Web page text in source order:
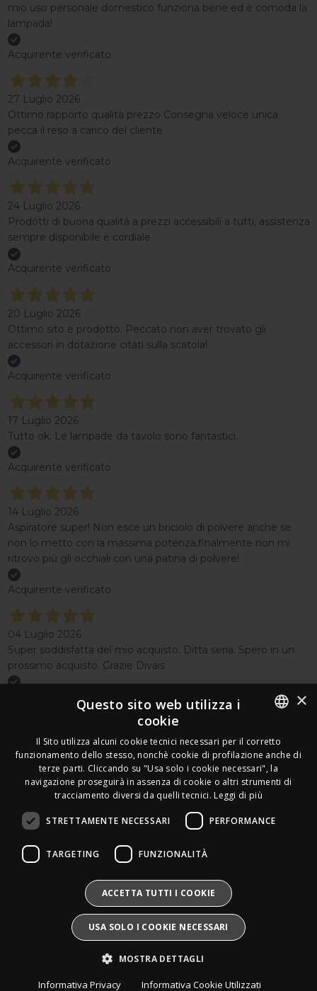
mio uso personale domestico funziona bene ed è comoda la
lampada!
Acquirente verificato
27 Luglio 2026
Ottimo rapporto qualità prezzo Consegna veloce unica
pecca il reso a carico del cliente
Acquirente verificato
24 Luglio 2026
Prodotti di buona qualità a prezzi accessibili a tutti, assistenza
sempre disponibile e cordiale
Acquirente verificato
20 Luglio 2026
Ottimo sito e prodotto. Peccato non aver trovato gli
accessori in dotazione citati sulla scatola!
Acquirente verificato
17 Luglio 2026
Tutto ok. Le lampade da tavolo sono fantastici.
Acquirente verificato
14 Luglio 2026
Aspiratore super! Non esce un briciolo di polvere anche se
non lo metto con la massima potenza,finalmente non mi
ritrovo più gli occhiali con una patina di polvere!
Acquirente verificato
04 Luglio 2026
Super soddisfatta del mio acquisto. Ditta seria. Spero in un
prossimo acquisto. Grazie Divais
Seguici
Newsletter
Leds Electronics di Stabile Dario
Via Annamaria Ortese 33 - 80144 Napoli
Info@divais.it Telefono:08118098352
Pec:ledselectronics@pec.it
Iscritto al consorzio ECOEM:
Produttore AEE:
IT25020000016865
Pile e Accumulatori:
Divais®
Tutti i diritti sono riservati.
ITALIAN
FRENCH
GERMAN
ENGLISH
×
Questo sito web utilizza i
cookie
Il Sito utilizza alcuni cookie tecnici necessari per il corretto
funzionamento dello stesso, nonchè cookie di profilazione anche di
terze parti. Cliccando su "Usa solo i cookie necessari", la
navigazione proseguirà in assenza di cookie o altri strumenti di
tracciamento diversi da quelli tecnici. Leggi di più
STRETTAMENTE NECESSARI PERFORMANCE
TARGETING FUNZIONALITÀ
ACCETTA TUTTI I COOKIE
USA SOLO I COOKIE NECESSARI
MOSTRA DETTAGLI
Informativa Privacy Informativa Cookie Utilizzati